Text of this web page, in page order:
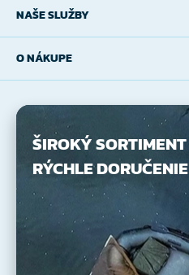
NAŠE SLUŽBY
O NÁKUPE
ŠIROKÝ SORTIMENT
RÝCHLE DORUČENIE